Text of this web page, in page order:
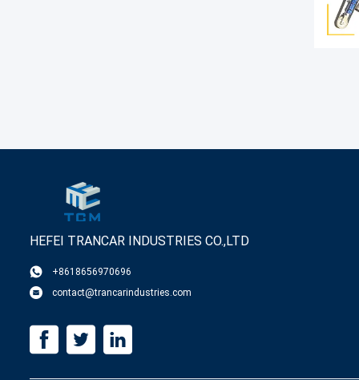
HEFEI TRANCAR INDUSTRIES CO.,LTD
+8618656970696
contact@trancarindustries.com